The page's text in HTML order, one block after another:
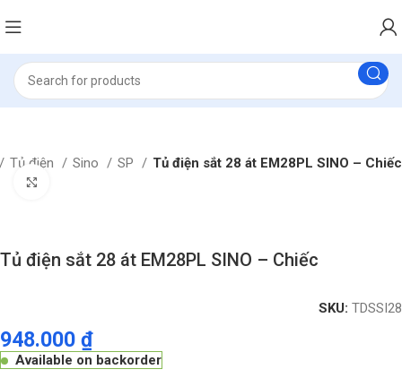
Tủ điện Sino SP Tủ điện sắt 28 át EM28PL SINO – Chiếc
Tủ điện sắt 28 át EM28PL SINO – Chiếc
SKU: TDSSI28
948.000₫
Available on backorder